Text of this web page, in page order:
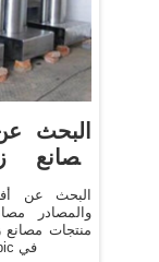
البحث
مصانع
البحث عن
والمصادر
منتجات
وذات جودة عالية لأسواق متحدثي arabic في